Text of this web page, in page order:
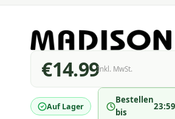
€14.99Inkl. MwSt.
Auf Lager
Bestellen
bis
23:59